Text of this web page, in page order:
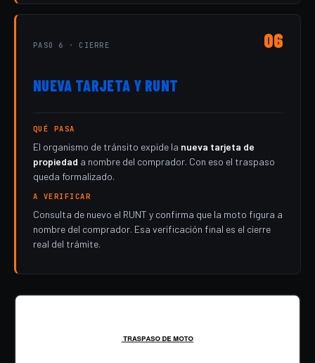
PASO 6 · CIERRE
NUEVA TARJETA Y RUNT
06
QUÉ PASA
El organismo de tránsito expide la nueva tarjeta de
propiedad a nombre del comprador. Con eso el traspaso
queda formalizado.
A VERIFICAR
Consulta de nuevo el RUNT y confirma que la moto figura a
nombre del comprador. Esa verificación final es el cierre
real del trámite.